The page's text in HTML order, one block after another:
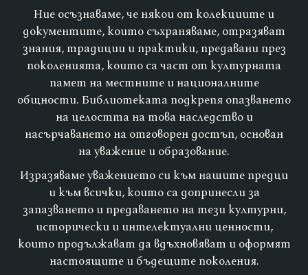
Ние осъзнаваме, че някои от колекциите и
документите, които съхраняваме, отразяват
знания, традиции и практики, предавани през
поколенията, които са част от културната
памет на местните и националните
общности. Библиотеката подкрепя опазването
на целостта на това наследство и
насърчаването на отговорен достъп, основан
на уважение и образование.
Изразяваме уважението си към нашите предци
и към всички, които са допринесли за
запазването и предаването на тези културни,
исторически и интелектуални ценности,
които продължават да вдъхновяват и оформят
настоящите и бъдещите поколения.